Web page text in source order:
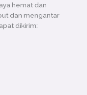
hemat dan
dan mengantar
dikirim: